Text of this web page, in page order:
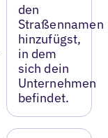
den
Straßennamen
hinzufügst,
in dem
sich dein
Unternehmen
befindet.